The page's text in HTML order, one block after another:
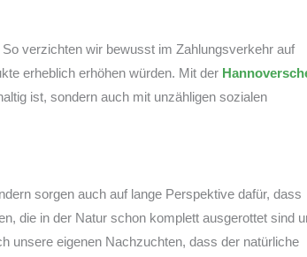
verzichten wir bewusst im Zahlungsverkehr auf
erheblich erhöhen würden. Mit der
ist, sondern auch mit unzähligen sozialen
sorgen auch auf lange Perspektive dafür, dass
die in der Natur schon komplett ausgerottet sind
unsere eigenen Nachzuchten, dass der natürliche